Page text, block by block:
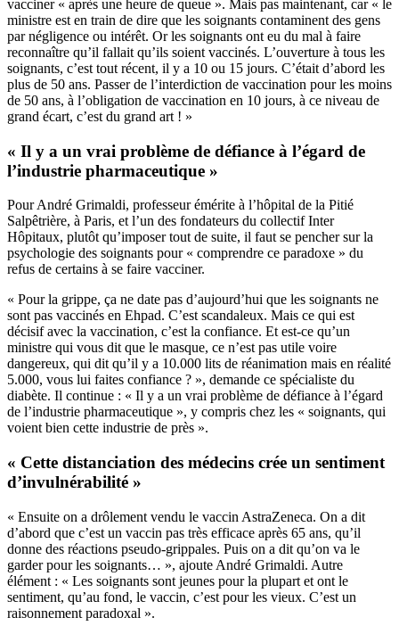
vacciner « après une heure de queue ». Mais pas maintenant, car « le
ministre est en train de dire que les soignants contaminent des gens
par négligence ou intérêt. Or les soignants ont eu du mal à faire
reconnaître qu’il fallait qu’ils soient vaccinés. L’ouverture à tous les
soignants, c’est tout récent, il y a 10 ou 15 jours. C’était d’abord les
plus de 50 ans. Passer de l’interdiction de vaccination pour les moins
de 50 ans, à l’obligation de vaccination en 10 jours, à ce niveau de
grand écart, c’est du grand art ! »
« Il y a un vrai problème de défiance à l’égard de
l’industrie pharmaceutique »
Pour André Grimaldi, professeur émérite à l’hôpital de la Pitié
Salpêtrière, à Paris, et l’un des fondateurs du collectif Inter
Hôpitaux, plutôt qu’imposer tout de suite, il faut se pencher sur la
psychologie des soignants pour « comprendre ce paradoxe » du
refus de certains à se faire vacciner.
« Pour la grippe, ça ne date pas d’aujourd’hui que les soignants ne
sont pas vaccinés en Ehpad. C’est scandaleux. Mais ce qui est
décisif avec la vaccination, c’est la confiance. Et est-ce qu’un
ministre qui vous dit que le masque, ce n’est pas utile voire
dangereux, qui dit qu’il y a 10.000 lits de réanimation mais en réalité
5.000, vous lui faites confiance ? », demande ce spécialiste du
diabète. Il continue : « Il y a un vrai problème de défiance à l’égard
de l’industrie pharmaceutique », y compris chez les « soignants, qui
voient bien cette industrie de près ».
« Cette distanciation des médecins crée un sentiment
d’invulnérabilité »
« Ensuite on a drôlement vendu le vaccin AstraZeneca. On a dit
d’abord que c’est un vaccin pas très efficace après 65 ans, qu’il
donne des réactions pseudo-grippales. Puis on a dit qu’on va le
garder pour les soignants… », ajoute André Grimaldi. Autre
élément : « Les soignants sont jeunes pour la plupart et ont le
sentiment, qu’au fond, le vaccin, c’est pour les vieux. C’est un
raisonnement paradoxal ».